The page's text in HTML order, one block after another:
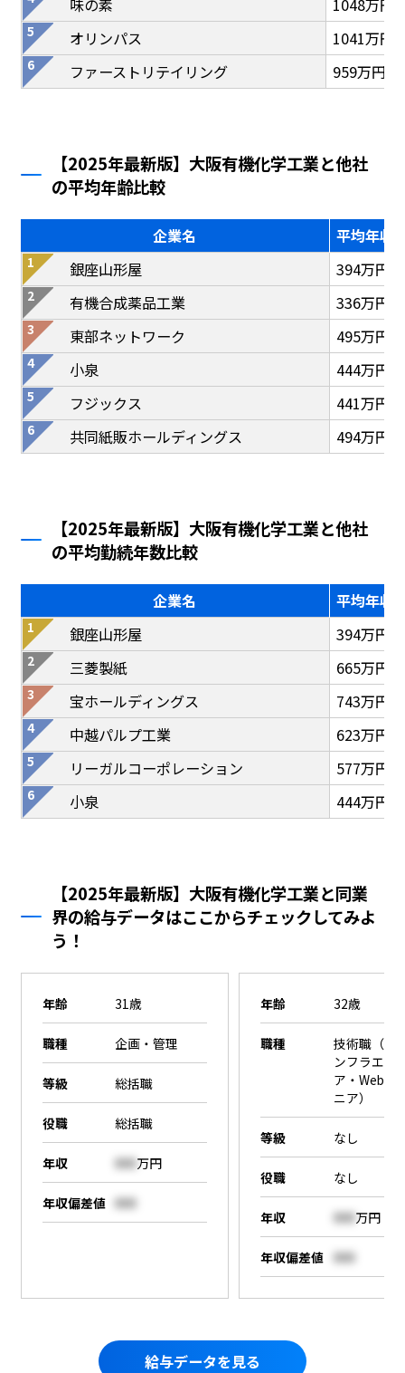
味の素
1048万円
オリンパス
1041万円
ファーストリテイリング
959万円
【2025年最新版】大阪有機化学工業と他社
の平均年齢比較
企業名
平均年収
銀座山形屋
394万円
有機合成薬品工業
336万円
東部ネットワーク
495万円
小泉
444万円
フジックス
441万円
共同紙販ホールディングス
494万円
【2025年最新版】大阪有機化学工業と他社
の平均勤続年数比較
企業名
平均年収
銀座山形屋
394万円
三菱製紙
665万円
宝ホールディングス
743万円
中越パルプ工業
623万円
リーガルコーポレーション
577万円
小泉
444万円
【2025年最新版】大阪有機化学工業と同業
界の給与データはここからチェックしてみよ
う！
年齢 31歳
職種 企画・管理
等級 総括職
役職 総括職
年収 000万円
年収偏差値 000
年齢 32歳
職種
技術職（SE
ンフラエン
ア・Webエ
ニア）
等級 なし
役職 なし
年収 000万円
年収偏差値 000
給与データを見る